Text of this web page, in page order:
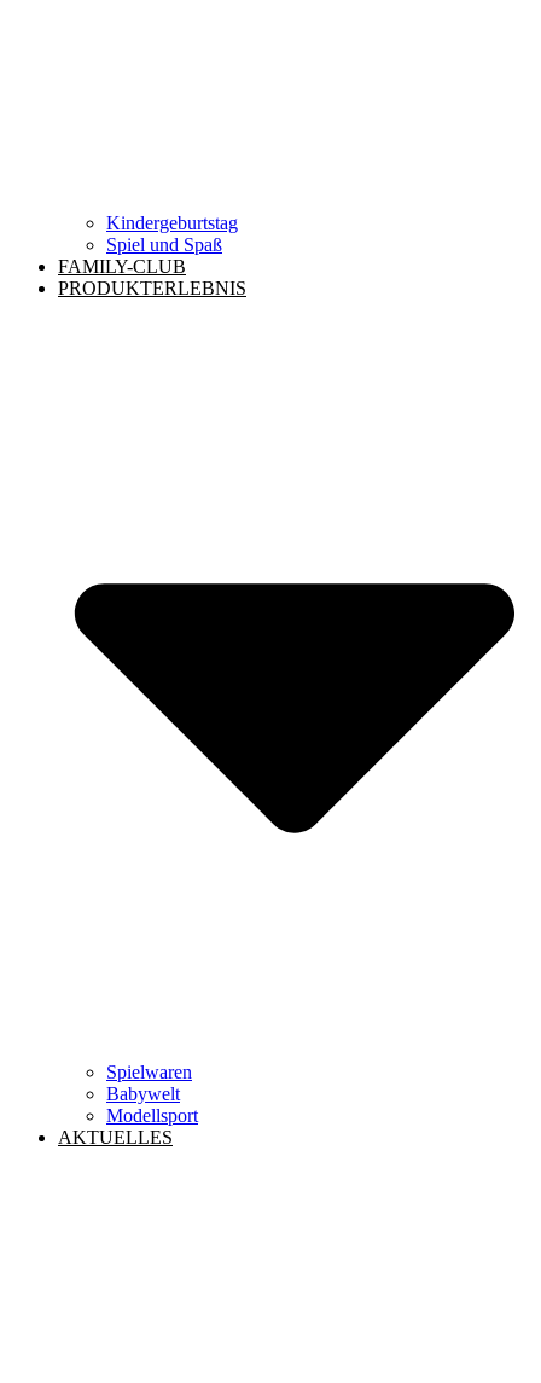
Kindergeburtstag
Spiel und Spaß
FAMILY-CLUB
PRODUKTERLEBNIS
Spielwaren
Babywelt
Modellsport
AKTUELLES